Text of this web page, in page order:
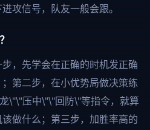
攻信号，队友一般会跟。
，先学会在正确的时机发正确
第二步，在小优势局做决策练
\"\"压中\"\"回防\"等指令，就算
做什么；第三步，加胜率高的